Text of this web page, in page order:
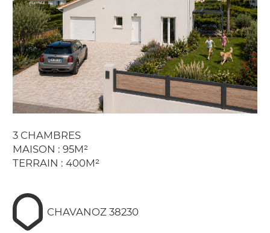
3 CHAMBRES
MAISON : 95M²
TERRAIN : 400M²
CHAVANOZ 38230